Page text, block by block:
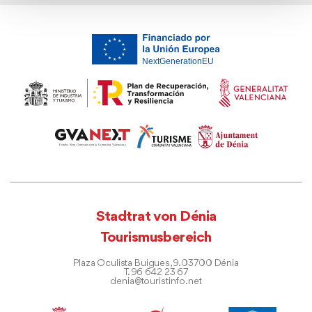
Stadtrat von Dénia
Tourismusbereich
Plaza Oculista Buigues, 9. 03700 Dénia
T. 96 642 23 67
denia@touristinfo.net